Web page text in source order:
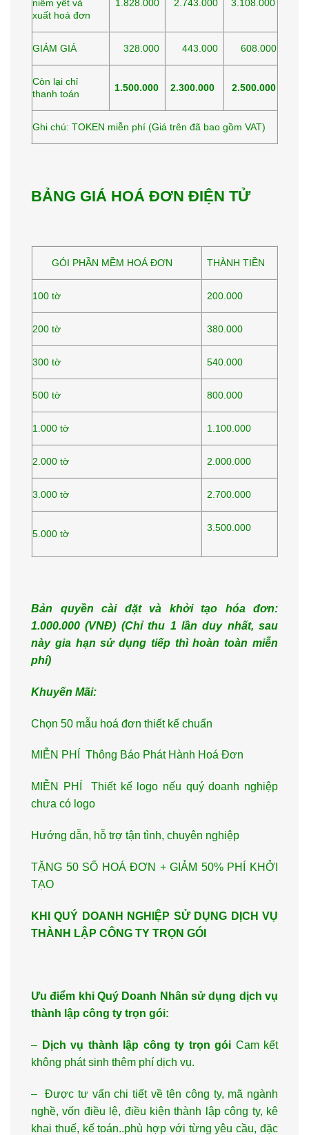
niêm yết và
xuất hoá đơn
1.828.000 2.743.000 3.108.000
GIẢM GIÁ 328.000 443.000 608.000
Còn lại chỉ
thanh toán
1.500.000 2.300.000 2.500.000
Ghi chú: TOKEN miễn phí (Giá trên đã bao gồm VAT)
BẢNG GIÁ HOÁ ĐƠN ĐIỆN TỬ
GÓI PHẦN MỀM HOÁ ĐƠN THÀNH TIỀN
100 tờ 200.000
200 tờ 380.000
300 tờ 540.000
500 tờ 800.000
1.000 tờ 1.100.000
2.000 tờ 2.000.000
3.000 tờ 2.700.000
5.000 tờ
3.500.000
Bản quyền cài đặt và khởi tạo hóa đơn:
1.000.000 (VNĐ) (Chỉ thu 1 lần duy nhất, sau
này gia hạnsử dụng tiếp thì hoàn toàn miễn
phí)
Khuyến Mãi:
Chọn 50 mẫu hoá đơn thiết kế chuẩn
MIỄN PHÍ Thông Báo Phát Hành Hoá Đơn
MIỄN PHÍ Thiết kế logo nếu quý doanh nghiệp
chưa có logo
Hướng dẫn, hỗ trợ tận tình, chuyên nghiệp
TẶNG 50 SỐ HOÁ ĐƠN + GIẢM 50% PHÍ KHỞI
TẠO
KHI QUÝ DOANH NGHIỆP SỬ DỤNG DỊCH VỤ
THÀNH LẬP CÔNG TY TRỌN GÓI
Ưu điểm khi Quý Doanh Nhân sử dụng dịch vụ
thành lập công ty trọn gói:
– Dịch vụ thành lập công ty trọn gói Cam kết
không phát sinh thêm phí dịch vụ.
– Được tư vấn chi tiết về tên công ty, mã ngành
nghề, vốn điều lệ, điều kiện thành lập công ty, kê
khai thuế, kế toán..phù hợp với từng yêu cầu, đặc